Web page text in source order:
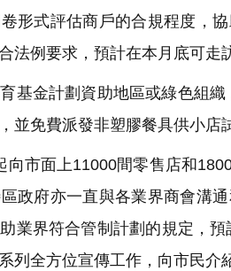
形式評估商戶的合規程度，
法例要求，預計在本月底可走
基金計劃資助地區或綠色組
並免費派發非塑膠餐具供小店
市面上11000間零售店和
政府亦一直與各業界商會溝
業界符合管制計劃的規定，
列全方位宣傳工作，向市民介